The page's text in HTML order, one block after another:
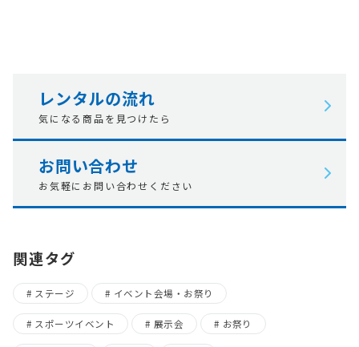
レンタルの流れ
気になる商品を見つけたら
お問い合わせ
お気軽にお問い合わせください
関連タグ
ステージ イベント会場・お祭り
スポーツイベント 展示会 お祭り